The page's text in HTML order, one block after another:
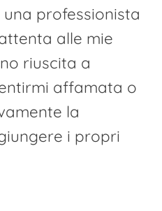
professionista
alle mie
riuscita a
affamata o
la
i propri